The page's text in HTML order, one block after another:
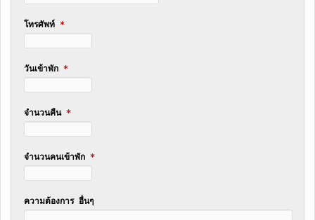
โทรศัพท์ *
วันเข้าพัก *
จำนวนคืน *
จำนวนคนเข้าพัก *
ความต้องการ อื่นๆ